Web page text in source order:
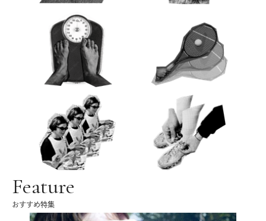
Feature
おすすめ特集